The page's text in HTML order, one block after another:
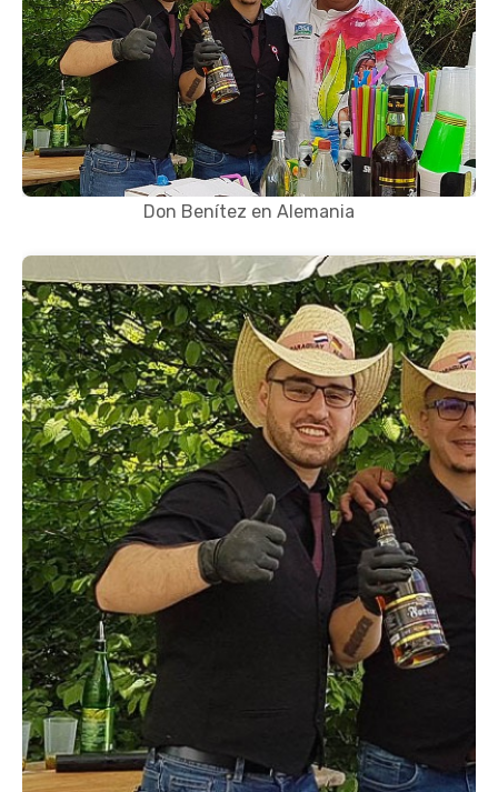
Don Benítez en Alemania